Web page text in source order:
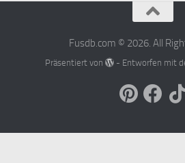
Fusdb.com © 2026. All
Präsentiert von - Entworfen mit